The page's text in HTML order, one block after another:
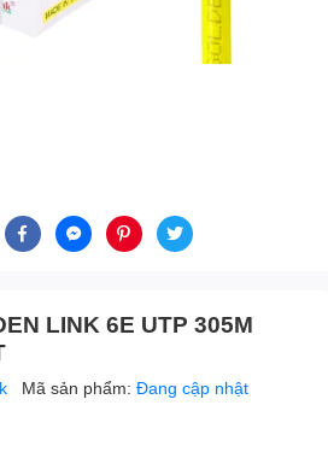
LINK 6E UTP 305M
Mã sản phẩm: Đang cập nhật